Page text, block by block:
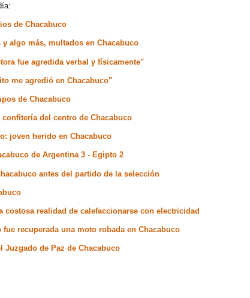
de Chacabuco
algo más, multados en Chacabuco
fue agredida verbal y físicamente"
me agredió en Chacabuco"
de Chacabuco
del centro de Chacabuco
joven herido en Chacabuco
de Argentina 3 - Egipto 2
antes del partido de la selección
costosa realidad de calefaccionarse con electricidad
fue recuperada una moto robada en Chacabuco
Juzgado de Paz de Chacabuco